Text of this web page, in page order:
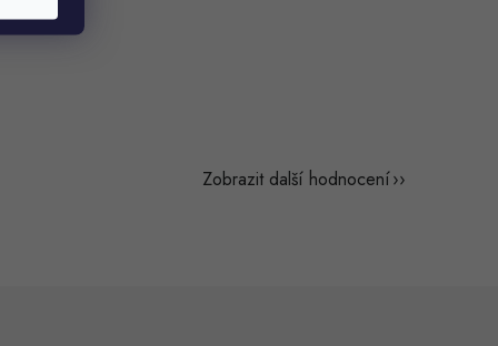
Zobrazit další hodnocení